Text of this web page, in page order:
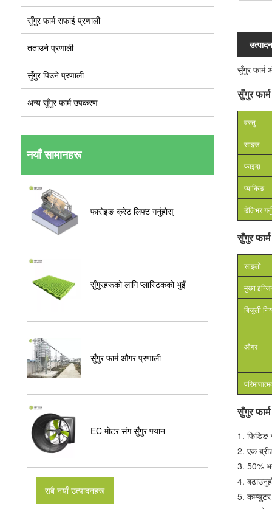
सुँगुर फार्म सफाई प्रणाली
तताउने प्रणाली
सुँगुर पिउने प्रणाली
अन्य सुँगुर फार्म उपकरण
नयाँ सामानहरू
फारोइङ क्रेट लिफ्ट गर्नुहोस्
सुँगुरहरूको लागि प्लास्टिकको भुइँ
सुँगुर फार्म औगर प्रणाली
EC मोटर संग सुँगुर फ्यान
सबै नयाँ उत्पादनहरू
सुँगुर फार्म
सुँगुर
वस्तु
साइज
फाइदा
प्याकिङ
डेलिभर
सुँगुर
साइलो
मुख्य
बिजुली
औगर
सुँगुर
1. फिडिङ
2. एक
3. 50%
4.
5.